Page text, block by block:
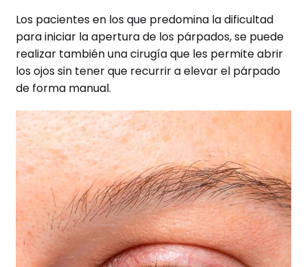
Los pacientes en los que predomina la dificultad
para iniciar la apertura de los párpados, se puede
realizar también una cirugía que les permite abrir
los ojos sin tener que recurrir a elevar el párpado
de forma manual.